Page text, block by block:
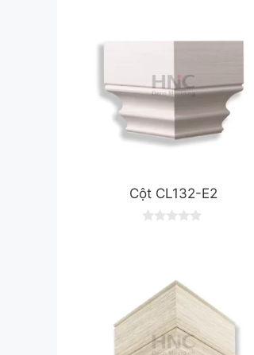
Cột CL132-E2
5